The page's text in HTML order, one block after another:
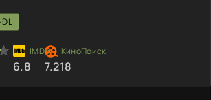
6.8 7.218